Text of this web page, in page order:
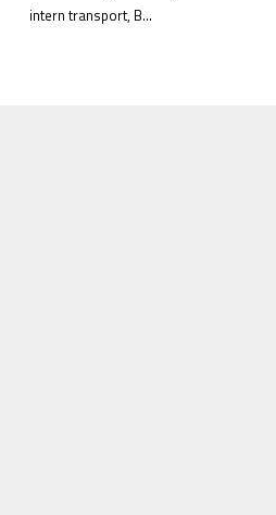
intern transport, B...